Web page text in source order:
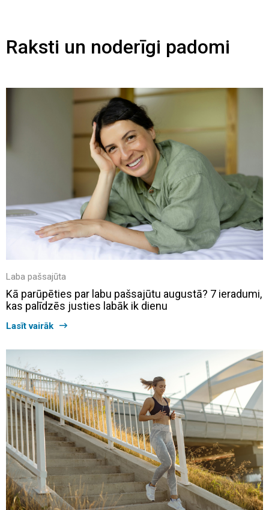
Raksti un noderīgi padomi
Laba pašsajūta
Kā parūpēties par labu pašsajūtu augustā? 7 ieradumi,
kas palīdzēs justies labāk ik dienu
Lasīt vairāk